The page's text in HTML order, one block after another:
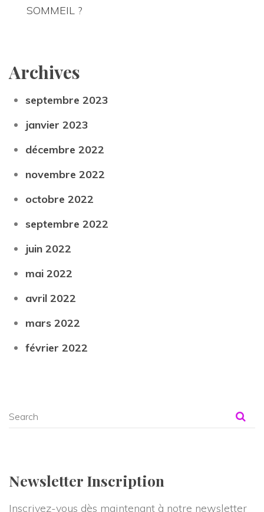
SOMMEIL ?
Archive
eptembre 2023
janvier 2023
décembre 2022
novembre 2022
octobre 2022
eptembre 2022
juin 2022
mai 2022
avril 2022
mars 2022
février 2022
Newsletter Inscription
Inscrivez-vous dès maintenant à notre newsletter